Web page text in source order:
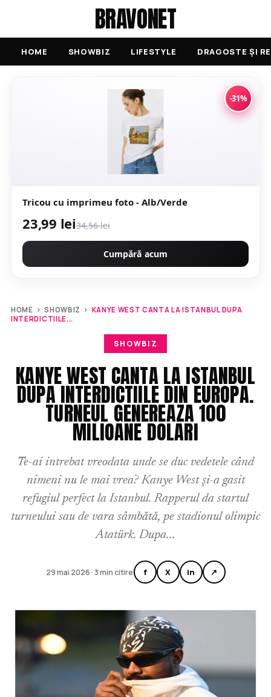
BRAVONET
HOME SHOWBIZ LIFESTYLE DRAGOSTE ȘI
-31%
Tricou cu imprimeu foto - Alb/Verde
23,99 lei34,56 lei
Cumpără acum
HOME ›SHOWBIZ › KANYE WEST CANTA LA ISTANBUL DUPA
INTERDICTIILE...
SHOWBIZ
KANYE WEST CANTA LA ISTANBUL
DUPA INTERDICTIILE DIN EUROPA.
TURNEUL GENEREAZA 100
MILIOANE DOLARI
Te-ai intrebat vreodata unde se duc vedetele când
nimeni nu le mai vrea? Kanye West și-a gasit
refugiul perfect la Istanbul. Rapperul da startul
turneului sau de vara sâmbătă, pe stadionul olimpic
Atatürk. Dupa...
29 mai 2026 · 3 min citire f X in ↗